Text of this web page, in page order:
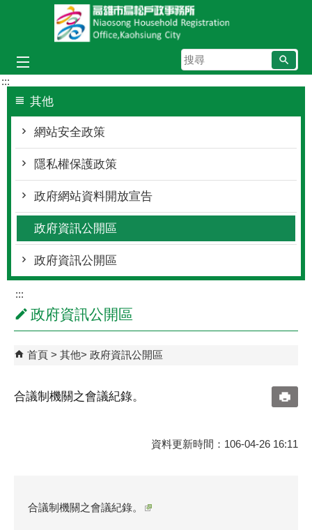
跳到主要內容區塊
搜
尋
:::
其他
網站安全政策
隱私權保護政策
政府網站資料開放宣告
政府資訊公開區
政府資訊公開區
:::
政府資訊公開區
首頁 其他 政府資訊公開區
合議制機關之會議紀錄。
資料更新時間：106-04-26 16:11
合議制機關之會議紀錄。